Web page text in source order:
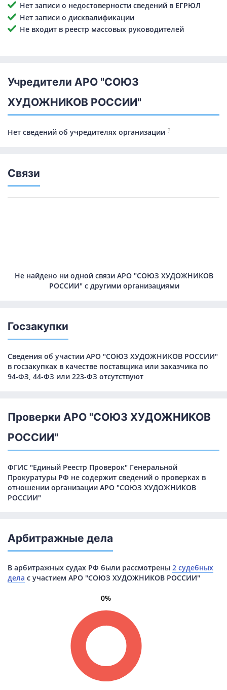
Нет записи о недостоверности сведений в ЕГРЮЛ
Нет записи о дисквалификации
Не входит в реестр массовых руководителей
Учредители АРО "СОЮЗ
ХУДОЖНИКОВ РОССИИ"
Нет сведений об учредителях организации ?
Связи
Не найдено ни одной связи АРО "СОЮЗ ХУДОЖНИКОВ
РОССИИ" с другими организациями
Госзакупки
Сведения об участии АРО "СОЮЗ ХУДОЖНИКОВ РОССИИ"
в госзакупках в качестве поставщика или заказчика по
94-ФЗ, 44-ФЗ или 223-ФЗ отсутствуют
Проверки АРО "СОЮЗ ХУДОЖНИКОВ
РОССИИ"
ФГИС "Единый Реестр Проверок" Генеральной
Прокуратуры РФ не содержит сведений о проверках в
отношении организации АРО "СОЮЗ ХУДОЖНИКОВ
РОССИИ"
Арбитражные дела
В арбитражных судах РФ были рассмотрены 2 судебных
дела с участием АРО "СОЮЗ ХУДОЖНИКОВ РОССИИ"
0%